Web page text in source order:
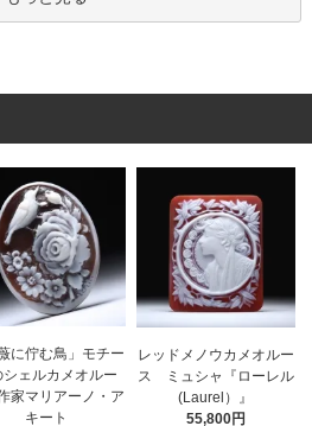
薇に佇む鳥」モチー
シェルカメオルー
家マリアーノ・ア
キート
レッドメノウカメオルー
ス ミュシャ『ローレル
(Laurel）』
55,800円